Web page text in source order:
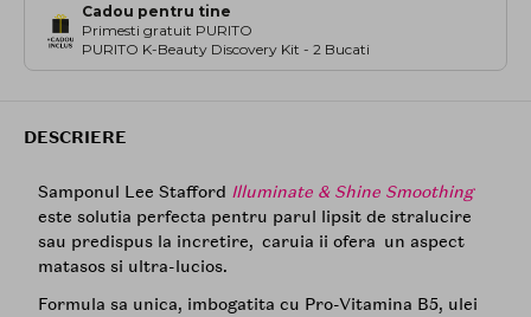
Cadou pentru tine
Primesti gratuit PURITO
PURITO K-Beauty Discovery Kit - 2 Bucati
DESCRIERE
Samponul Lee Stafford Illuminate & Shine Smoothing
este solutia perfecta pentru parul lipsit de stralucire
sau predispus la incretire, caruia ii ofera un aspect
matasos si ultra-lucios.
Formula sa unica, imbogatita cu Pro-Vitamina B5, ulei